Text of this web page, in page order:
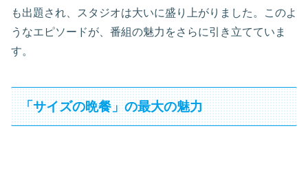
も出題され、スタジオは大いに盛り上がりました。このよ
うなエピソードが、番組の魅力をさらに引き立てていま
す。
「サイズの晩餐」の最大の魅力